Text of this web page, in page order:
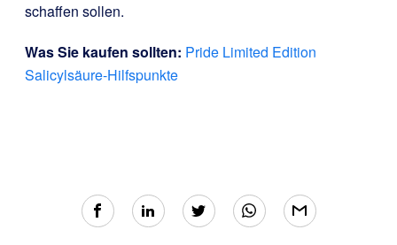
schaffen sollen.
Was Sie kaufen sollten: Pride Limited Edition
Salicylsäure-Hilfspunkte